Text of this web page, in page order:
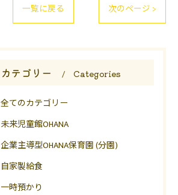
一覧に戻る 次のページ >
カテゴリー Categories
全てのカテゴリー
未来児童館OHANA
企業主導型OHANA保育園 (分園)
自家製給食
一時預かり